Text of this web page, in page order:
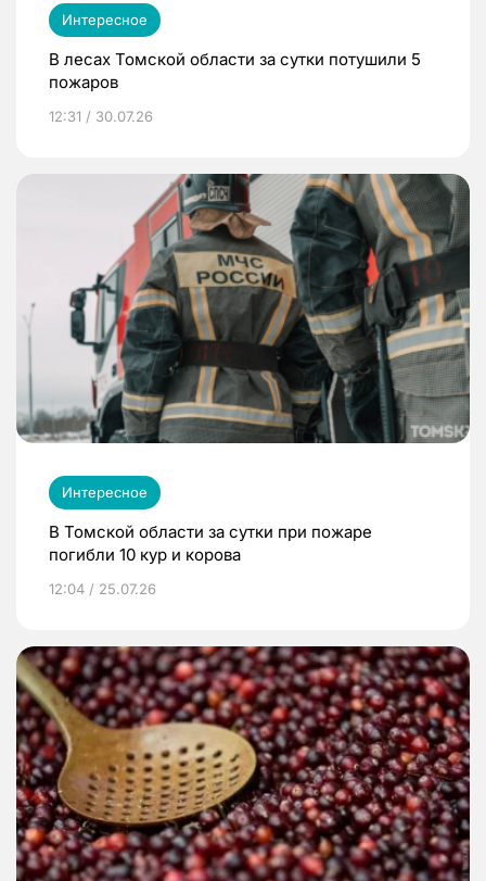
Интересное
В лесах Томской области за сутки потушили 5
пожаров
12:31 / 30.07.26
Интересное
В Томской области за сутки при пожаре
погибли 10 кур и корова
12:04 / 25.07.26